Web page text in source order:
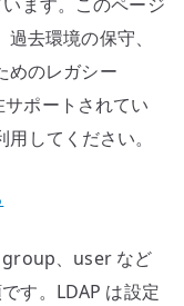
去環境の保守、
めのレガシー
ポートされてい
してください。
group、user など
す。LDAP は設定